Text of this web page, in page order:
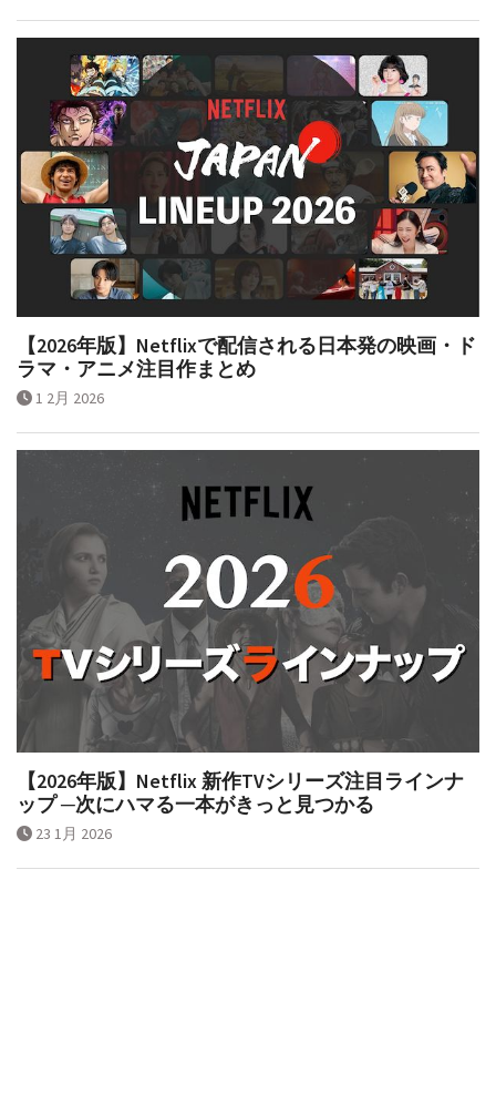
【2026年版】Netflixで配信される日本発の映画・ド
ラマ・アニメ注目作まとめ
1 2月 2026
【2026年版】Netflix 新作TVシリーズ注目ラインナ
ップ ─次にハマる一本がきっと見つかる
23 1月 2026